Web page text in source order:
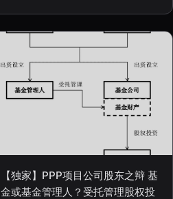
【独家】PPP项目公司股东之辩 基
金或基金管理人？受托管理股权投